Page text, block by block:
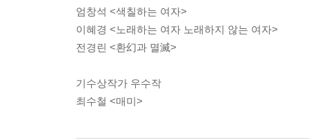
엄창석 <색칠하는 여자>
이혜경 <노래하는 여자 노래하지 않는 여자>
전경린 <환幻과 멸滅>
기수상작가 우수작
최수철 <매미>